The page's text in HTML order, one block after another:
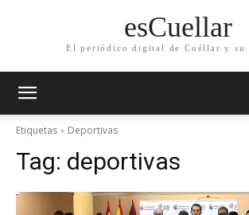
esCuellar
El periódico digital de Cuéllar y su
Etiquetas Deportivas
Tag: deportivas